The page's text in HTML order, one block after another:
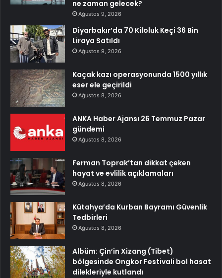
ne zaman gelecek?
Ağustos 9, 2026
Diyarbakır’da 70 Kiloluk Keçi 36 Bin
Liraya Satıldı
Ağustos 9, 2026
Kaçak kazı operasyonunda 1500 yıllık
eser ele geçirildi
Ağustos 8, 2026
ANKA Haber Ajansı 26 Temmuz Pazar
gündemi
Ağustos 8, 2026
Ferman Toprak’tan dikkat çeken
hayat ve evlilik açıklamaları
Ağustos 8, 2026
Kütahya’da Kurban Bayramı Güvenlik
Tedbirleri
Ağustos 8, 2026
Albüm: Çin’in Xizang (Tibet)
bölgesinde Ongkor Festivali bol hasat
dilekleriyle kutlandı